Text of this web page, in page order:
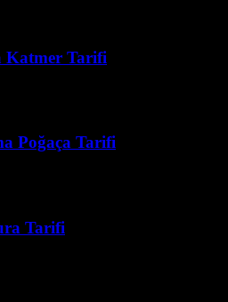
Katmer Tarifi
Poğaça Tarifi
Tarifi